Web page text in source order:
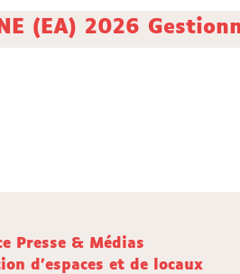
(EA) 2026
Presse & Médias
d'espaces et de locaux